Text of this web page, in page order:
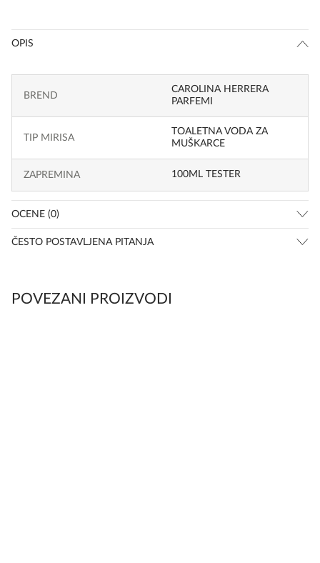
OPIS
BREND
CAROLINA HERRERA
PARFEMI
TIP MIRISA
TOALETNA VODA ZA
MUŠKARCE
ZAPREMINA 100ML TESTER
OCENE (0)
ČESTO POSTAVLJENA PITANJA
POVEZANI PROIZVODI